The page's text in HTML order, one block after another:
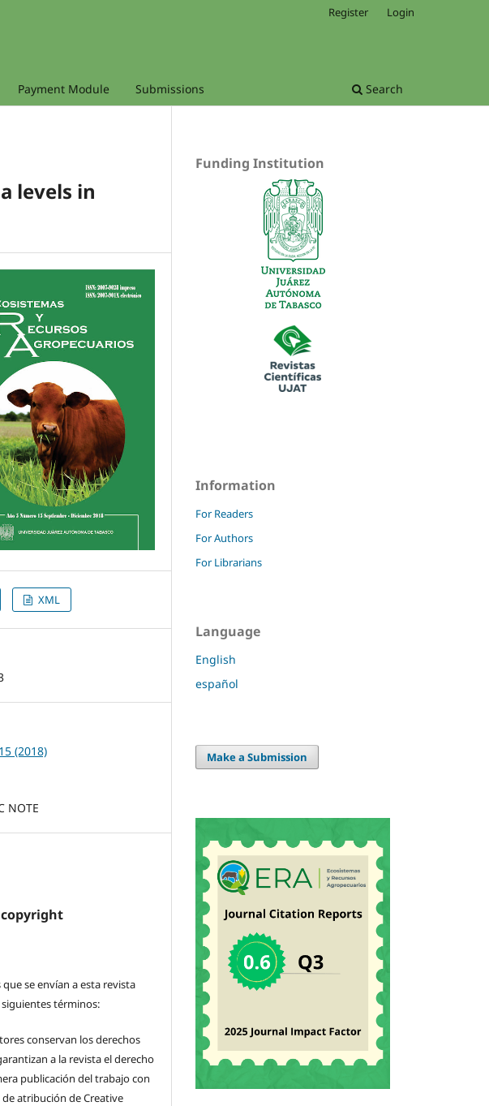
Payment Module Submissions Search
Register Login
levels in
XML
(2018)
NOTE
se envían a esta revista
términos:
conservan los derechos
a la revista el derecho
publicación del trabajo con
de atribución de Creative
Funding Institution
Information
For Readers
For Authors
For Librarians
Language
English
español
Make a Submission